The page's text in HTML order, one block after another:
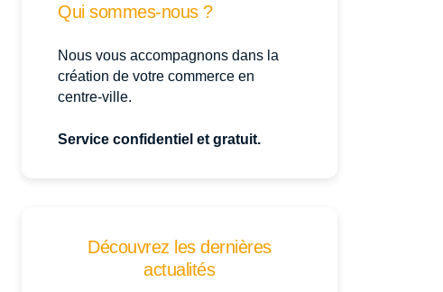
Qui sommes-nous ?
Nous vous accompagnons dans la
création de votre commerce en
centre-ville.
Service confidentiel et gratuit.
Découvrez les dernières
actualités